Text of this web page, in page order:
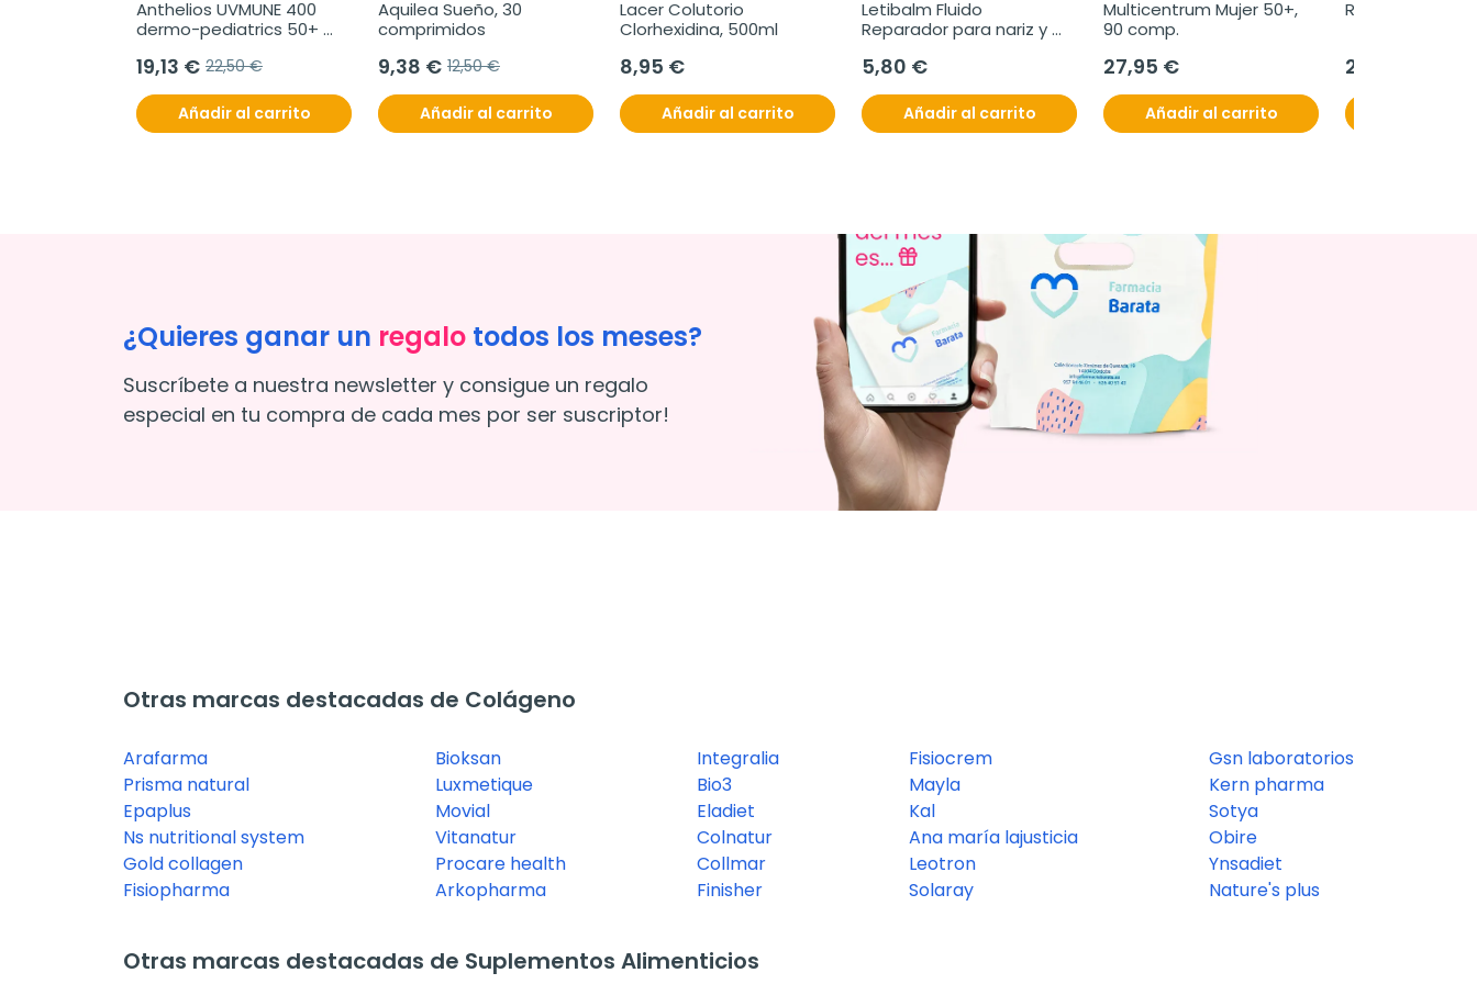
Anthelios UVMUNE 400
dermo-pediatrics 50+
19,13 € 22,50 €
Añadir al carrito
Aquilea Sueño, 30
comprimidos
9,38 € 12,50 €
Añadir al carrito
Lacer Colutorio
Clorhexidina, 500ml
8,95 €
Añadir al carrito
Letibalm Fluido
Reparador para nariz y
5,80 €
Añadir al carrito
Multicentrum Mujer 50+,
90 comp.
27,95 €
Añadir al carrito
Revidox ADN,
26,95 €
¿Quieres ganar un regalo todos los meses?
Suscríbete a nuestra newsletter y consigue un regalo
especial en tu compra de cada mes por ser suscriptor!
Otras marcas destacadas de Colágeno
Arafarma
Prisma natural
Epaplus
Ns nutritional system
Gold collagen
Fisiopharma
Bioksan
Luxmetique
Movial
Vitanatur
Procare health
Arkopharma
Integralia
Bio3
Eladiet
Colnatur
Collmar
Finisher
Fisiocrem
Mayla
Kal
Ana maría lajusticia
Leotron
Solaray
Gsn laboratorios
Kern pharma
Sotya
Obire
Ynsadiet
Nature's plus
Otras marcas destacadas de Suplementos Alimenticios